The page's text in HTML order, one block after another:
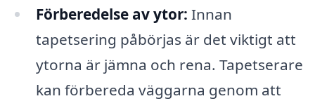
Förberedelse av ytor: Innan
tapetsering påbörjas är det viktigt att
ytorna är jämna och rena. Tapetserare
kan förbereda väggarna genom att